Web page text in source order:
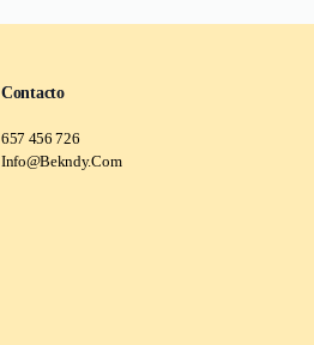
Contacto
657 456 726
Info@Bekndy.Com